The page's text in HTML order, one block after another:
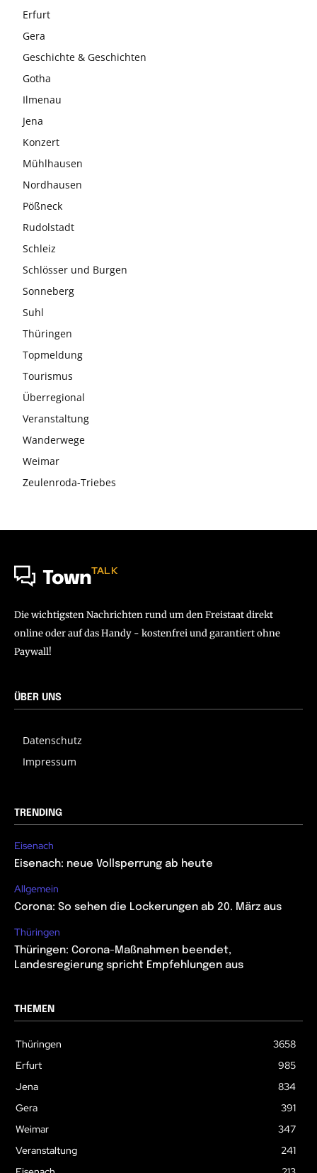
Erfurt
Gera
Geschichte & Geschichten
Gotha
Ilmenau
Jena
Konzert
Mühlhausen
Nordhausen
Pößneck
Rudolstadt
Schleiz
Schlösser und Burgen
Sonneberg
Suhl
Thüringen
Topmeldung
Tourismus
Überregional
Veranstaltung
Wanderwege
Weimar
Zeulenroda-Triebes
TownTALK
Die wichtigsten Nachrichten rund um den Freistaat direkt
online oder auf das Handy - kostenfrei und garantiert ohne
Paywall!
ÜBER UNS
Datenschutz
Impressum
TRENDING
Eisenach
Eisenach: neue Vollsperrung ab heute
Allgemein
Corona: So sehen die Lockerungen ab 20. März aus
Thüringen
Thüringen: Corona-Maßnahmen beendet,
Landesregierung spricht Empfehlungen aus
THEMEN
Thüringen
3658
Erfurt
985
Jena
834
Gera
391
Weimar
347
Veranstaltung
241